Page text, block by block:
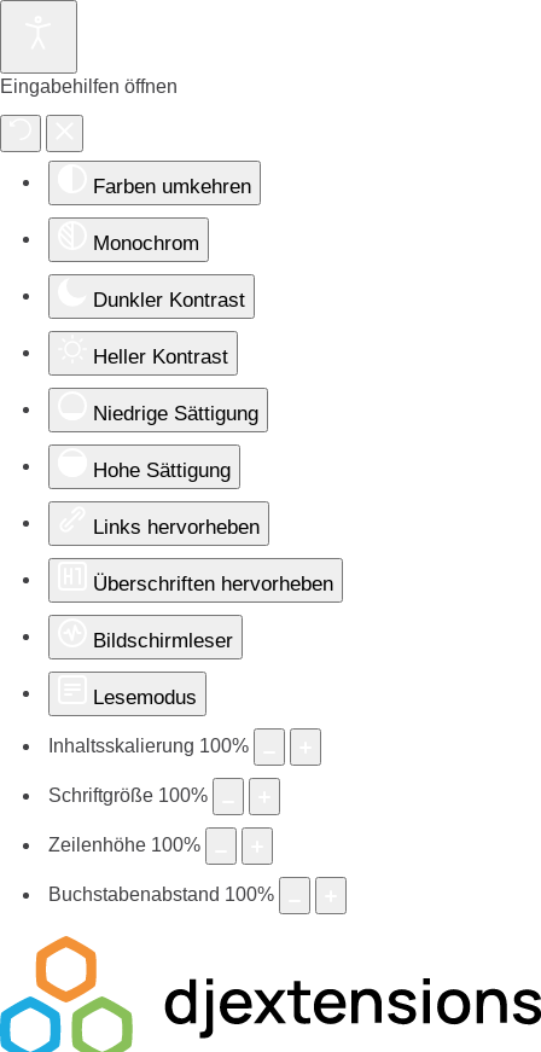
Eingabehilfen öffnen
Farben umkehren
Monochrom
Dunkler Kontrast
Heller Kontrast
Niedrige Sättigung
Hohe Sättigung
Links hervorheben
Überschriften hervorheben
Bildschirmleser
Lesemodus
Inhaltsskalierung 100%
Schriftgröße 100%
Zeilenhöhe 100%
Buchstabenabstand 100%